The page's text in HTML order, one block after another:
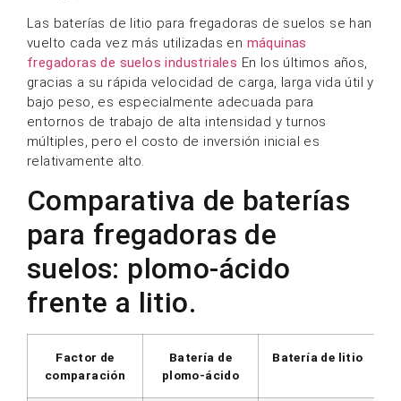
Las baterías de litio para fregadoras de suelos se han
vuelto cada vez más utilizadas en máquinas
fregadoras de suelos industriales En los últimos años,
gracias a su rápida velocidad de carga, larga vida útil y
bajo peso, es especialmente adecuada para
entornos de trabajo de alta intensidad y turnos
múltiples, pero el costo de inversión inicial es
relativamente alto.
Comparativa de baterías
para fregadoras de
suelos: plomo-ácido
frente a litio.
Factor de
comparación
Batería de
plomo-ácido
Batería de litio